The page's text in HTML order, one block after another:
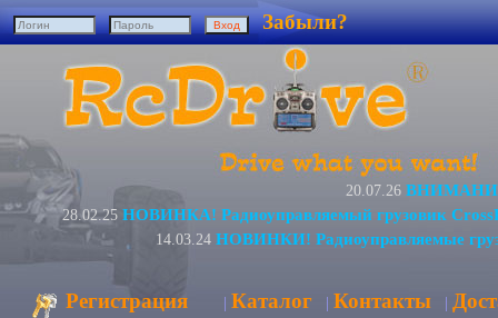
Забыли?
20.07.26 ВНИМАНИЕ!
28.02.25 НОВИНКА! Радиоуправляемый грузовик
14.03.24 НОВИНКИ! Радиоуправляемые
Регистрация | Каталог | Контакты |